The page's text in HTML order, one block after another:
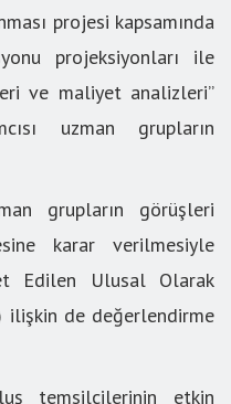
projesi kapsamında
projeksiyonları ile
ve maliyet analizleri”
uzman grupların
grupların görüşleri
karar verilmesiyle
Edilen Ulusal Olarak
ilişkin de değerlendirme
temsilcilerinin etkin